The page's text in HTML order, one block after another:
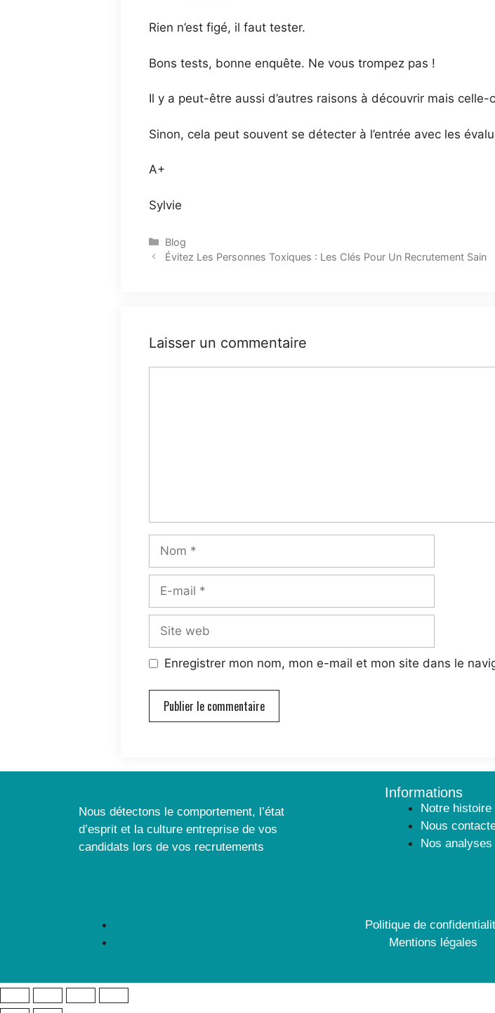
Rien n’est figé, il faut tester.
Bons tests, bonne enquête. Ne vous trompez pas !
Il y a peut-être aussi d’autres raisons à découvrir mais celle-
Sinon, cela peut souvent se détecter à l’entrée avec les
A+
Sylvie
Blog
Évitez Les Personnes Toxiques : Les Clés Pour Un Recrutement Sain
Laisser un commentaire
Enregistrer mon nom, mon e-mail et mon site dans le
Nous détectons le comportement, l’état
d’esprit et la culture entreprise de vos
candidats lors de vos recrutements
Informations
Notre histoire
Nous
Nos
Politique de
Mentions légales